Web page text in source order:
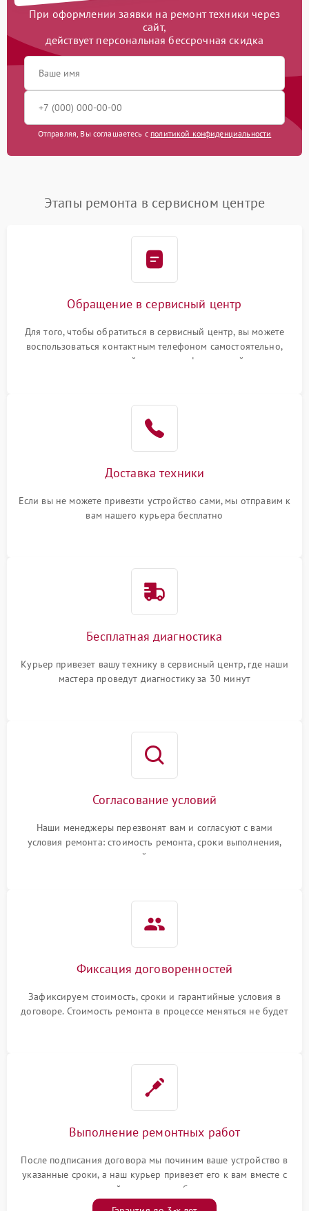
При оформлении заявки на ремонт техники через
сайт,
действует персональная бессрочная скидка
Отправляя, Вы соглашаетесь с политикой конфиденциальности
Этапы ремонта в сервисном центре
Обращение в сервисный центр
Для того, чтобы обратиться в сервисный центр, вы можете
воспользоваться контактным телефоном самостоятельно,
или оставить свой номер телефона на сайте
Доставка техники
Если вы не можете привезти устройство сами, мы отправим к
вам нашего курьера бесплатно
Бесплатная диагностика
Курьер привезет вашу технику в сервисный центр, где наши
мастера проведут диагностику за 30 минут
Согласование условий
Наши менеджеры перезвонят вам и согласуют с вами
условия ремонта: стоимость ремонта, сроки выполнения,
гарантийные условия
Фиксация договоренностей
Зафиксируем стоимость, сроки и гарантийные условия в
договоре. Стоимость ремонта в процессе меняться не будет
Выполнение ремонтных работ
После подписания договора мы починим ваше устройство в
указанные сроки, а наш курьер привезет его к вам вместе с
гарантийным талоном бесплатно